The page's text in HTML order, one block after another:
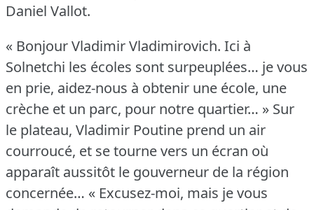
Daniel Vallot.
« Bonjour Vladimir Vladimirovich. Ici à
Solnetchi les écoles sont surpeuplées… je vous
en prie, aidez-nous à obtenir une école, une
crèche et un parc, pour notre quartier… » Sur
le plateau, Vladimir Poutine prend un air
courroucé, et se tourne vers un écran où
apparaît aussitôt le gouverneur de la région
concernée… « Excusez-moi, mais je vous